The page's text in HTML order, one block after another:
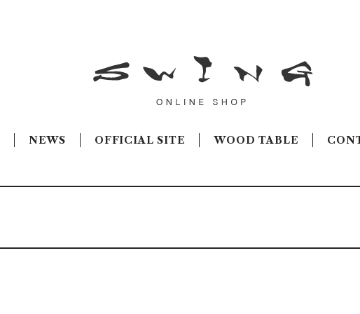
NEWS OFFICIAL SITE WOOD TABLE